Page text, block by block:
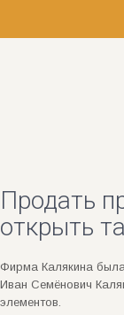
Продать
открыть
Фирма Калякина была
Иван Семёнович
элементов.